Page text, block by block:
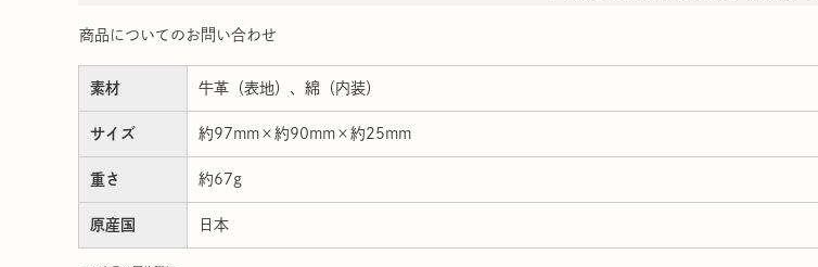
商品についてのお問い合わせ
素材 牛革（表地）、綿（内装）
サイズ 約97mm×約90mm×約25mm
重さ 約67g
原産国 日本